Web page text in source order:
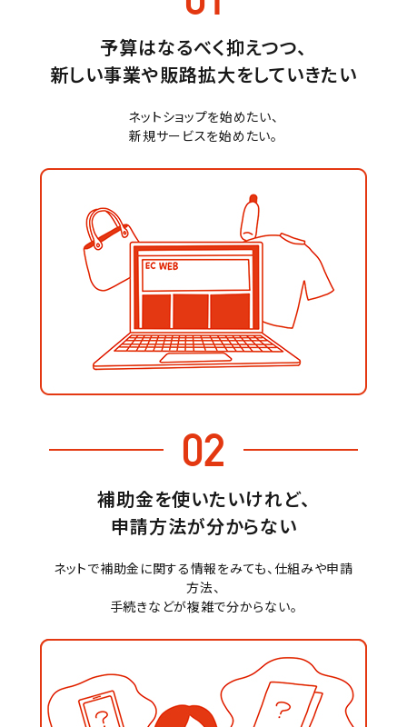
予算はなるべく抑えつつ、
新しい事業や販路拡大をしていきたい
ネットショップを始めたい、
新規サービスを始めたい。
02
補助金を使いたいけれど、
申請方法が分からない
ネットで補助金に関する情報をみても、仕組みや申請
方法、
手続きなどが複雑で分からない。